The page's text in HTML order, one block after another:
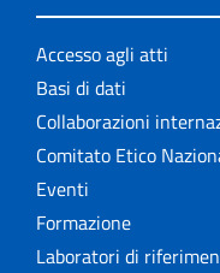
Accesso agli atti
Basi di dati
Collaborazioni
Comitato Etico
Eventi
Formazione
Laboratori di